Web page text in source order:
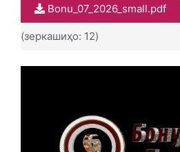
Bonu_07_2026_small.pdf
(зеркашиҳо: 12)